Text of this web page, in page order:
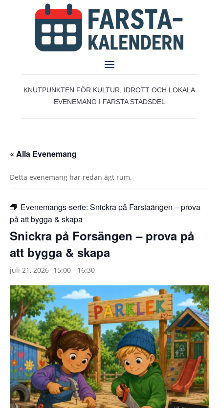
KNUTPUNKTEN FÖR KULTUR, IDROTT OCH LOKALA
EVENEMANG I FARSTA STADSDEL
« Alla Evenemang
Detta evenemang har redan ägt rum.
Evenemangs-serie: Snickra på Farstaängen – prova
på att bygga & skapa
Snickra på Forsängen – prova på
att bygga & skapa
juli 21, 2026- 15:00 - 16:30